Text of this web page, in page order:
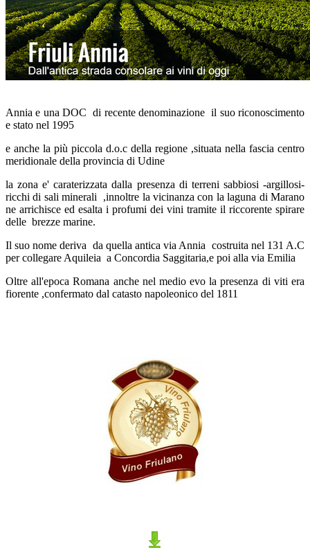
Annia e una DOC di recente denominazione il suo riconoscimento
e stato nel 1995
e anche la più piccola d.o.c della regione ,situata nella fascia centro
meridionale della provincia di Udine
la zona e' caraterizzata dalla presenza di terreni sabbiosi -argillosi-
ricchi di sali minerali ,innoltre la vicinanza con la laguna di Marano
ne arrichisce ed esalta i profumi dei vini tramite il riccorente spirare
delle brezze marine.
Il suo nome deriva da quella antica via Annia costruita nel 131 A.C
per collegare Aquileia a Concordia Saggitaria,e poi alla via Emilia
Oltre all'epoca Romana anche nel medio evo la presenza di viti era
fiorente ,confermato dal catasto napoleonico del 1811